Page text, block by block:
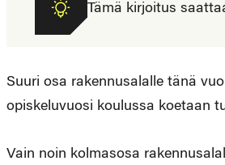
Tämä kirjoitus
Suuri osa rakennusalalle tänä
opiskeluvuosi koulussa koetaan
Vain noin kolmasosa